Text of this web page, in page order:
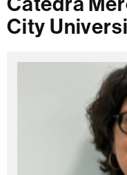
City